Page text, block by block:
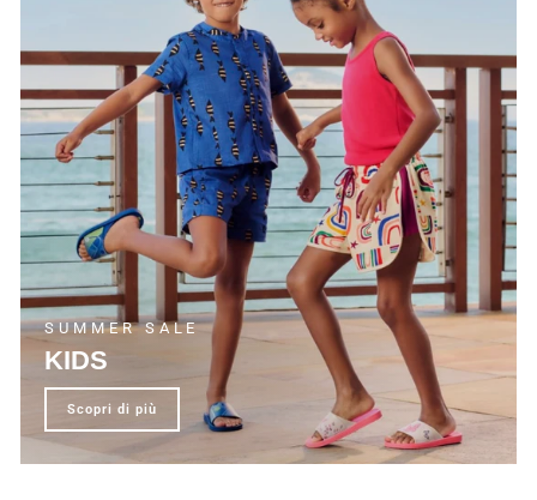
SUMMER SALE
KIDS
scopri di più